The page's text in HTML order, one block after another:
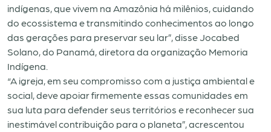
indígenas, que vivem na Amazônia há milênios, cuidando
do ecossistema e transmitindo conhecimentos ao longo
das gerações para preservar seu lar”, disse Jocabed
Solano, do Panamá, diretora da organização Memoria
Indígena.
“A igreja, em seu compromisso com a justiça ambiental e
social, deve apoiar firmemente essas comunidades em
sua luta para defender seus territórios e reconhecer sua
inestimável contribuição para o planeta”, acrescentou